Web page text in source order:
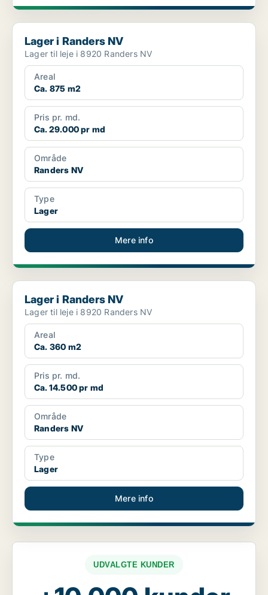
Lager i Randers NV
Lager i Randers NV
Lager til leje i 8920 Randers NV
Areal
Ca. 875 m2
Pris pr. md.
Ca. 29.000 pr md
Område
Randers NV
Type
Lager
Mere info
Lager i Randers NV
Lager i Randers NV
Lager til leje i 8920 Randers NV
Areal
Ca. 360 m2
Pris pr. md.
Ca. 14.500 pr md
Område
Randers NV
Type
Lager
Mere info
UDVALGTE KUNDER